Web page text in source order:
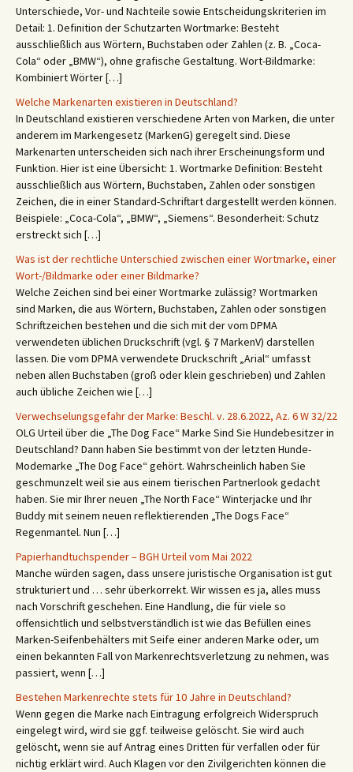
Unterschiede, Vor- und Nachteile sowie Entscheidungskriterien im
Detail: 1. Definition der Schutzarten Wortmarke: Besteht
ausschließlich aus Wörtern, Buchstaben oder Zahlen (z. B. „Coca-
Cola“ oder „BMW“), ohne grafische Gestaltung. Wort-Bildmarke:
Kombiniert Wörter […]
Welche Markenarten existieren in Deutschland?
In Deutschland existieren verschiedene Arten von Marken, die unter
anderem im Markengesetz (MarkenG) geregelt sind. Diese
Markenarten unterscheiden sich nach ihrer Erscheinungsform und
Funktion. Hier ist eine Übersicht: 1. Wortmarke Definition: Besteht
ausschließlich aus Wörtern, Buchstaben, Zahlen oder sonstigen
Zeichen, die in einer Standard-Schriftart dargestellt werden können.
Beispiele: „Coca-Cola“, „BMW“, „Siemens“. Besonderheit: Schutz
erstreckt sich […]
Was ist der rechtliche Unterschied zwischen einer Wortmarke, einer
Wort-/Bildmarke oder einer Bildmarke?
Welche Zeichen sind bei einer Wortmarke zulässig? Wortmarken
sind Marken, die aus Wörtern, Buchstaben, Zahlen oder sonstigen
Schriftzeichen bestehen und die sich mit der vom DPMA
verwendeten üblichen Druckschrift (vgl. § 7 MarkenV) darstellen
lassen. Die vom DPMA verwendete Druckschrift „Arial“ umfasst
neben allen Buchstaben (groß oder klein geschrieben) und Zahlen
auch übliche Zeichen wie […]
Verwechselungsgefahr der Marke: Beschl. v. 28.6.2022, Az. 6 W 32/22
OLG Urteil über die „The Dog Face“ Marke Sind Sie Hundebesitzer in
Deutschland? Dann haben Sie bestimmt von der letzten Hunde-
Modemarke „The Dog Face“ gehört. Wahrscheinlich haben Sie
geschmunzelt weil sie aus einem tierischen Partnerlook gedacht
haben. Sie mir Ihrer neuen „The North Face“ Winterjacke und Ihr
Buddy mit seinem neuen reflektierenden „The Dogs Face“
Regenmantel. Nun […]
Papierhandtuchspender – BGH Urteil vom Mai 2022
Manche würden sagen, dass unsere juristische Organisation ist gut
strukturiert und … sehr überkorrekt. Wir wissen es ja, alles muss
nach Vorschrift geschehen. Eine Handlung, die für viele so
offensichtlich und selbstverständlich ist wie das Befüllen eines
Marken-Seifenbehälters mit Seife einer anderen Marke oder, um
einen bekannten Fall von Markenrechtsverletzung zu nehmen, was
passiert, wenn […]
Bestehen Markenrechte stets für 10 Jahre in Deutschland?
Wenn gegen die Marke nach Eintragung erfolgreich Widerspruch
eingelegt wird, wird sie ggf. teilweise gelöscht. Sie wird auch
gelöscht, wenn sie auf Antrag eines Dritten für verfallen oder für
nichtig erklärt wird. Auch Klagen vor den Zivilgerichten können die